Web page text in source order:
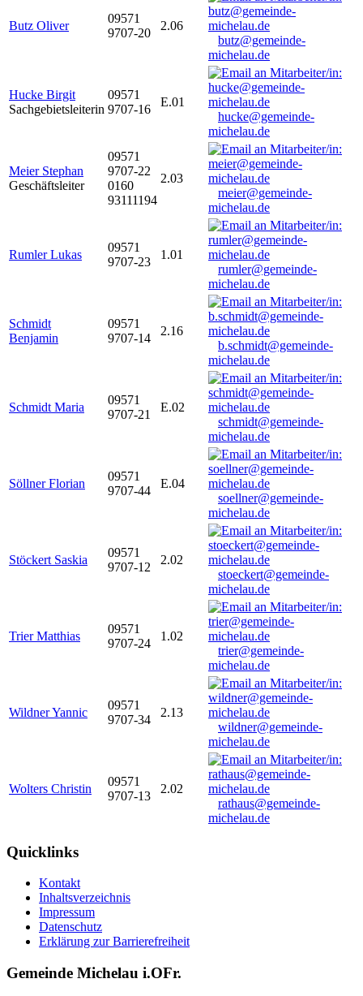
Butz Oliver
09571
9707-20
2.06
butz@gemeinde-
michelau.de
Hucke Birgit
Sachgebietsleiterin
09571
9707-16
E.01
hucke@gemeinde-
michelau.de
Meier Stephan
Geschäftsleiter
09571
9707-22
0160
93111194
2.03
meier@gemeinde-
michelau.de
Rumler Lukas
09571
9707-23
1.01
rumler@gemeinde-
michelau.de
Schmidt
Benjamin
09571
9707-14
2.16
b.schmidt@gemeinde-
michelau.de
Schmidt Maria
09571
9707-21
E.02
schmidt@gemeinde-
michelau.de
Söllner Florian
09571
9707-44
E.04
soellner@gemeinde-
michelau.de
Stöckert Saskia
09571
9707-12
2.02
stoeckert@gemeinde-
michelau.de
Trier Matthias
09571
9707-24
1.02
trier@gemeinde-
michelau.de
Wildner Yannic
09571
9707-34
2.13
wildner@gemeinde-
michelau.de
Wolters Christin
09571
9707-13
2.02
rathaus@gemeinde-
michelau.de
Quicklinks
Kontakt
Inhaltsverzeichnis
Impressum
Datenschutz
Erklärung zur Barrierefreiheit
Gemeinde Michelau i.OFr.